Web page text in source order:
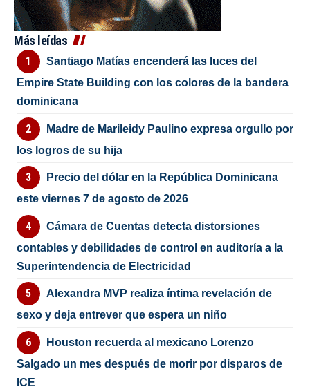
Más leídas
Santiago Matías encenderá las luces del
Empire State Building con los colores de la bandera
dominicana
Madre de Marileidy Paulino expresa orgullo por
los logros de su hija
Precio del dólar en la República Dominicana
este viernes 7 de agosto de 2026
Cámara de Cuentas detecta distorsiones
contables y debilidades de control en auditoría a la
Superintendencia de Electricidad
Alexandra MVP realiza íntima revelación de
sexo y deja entrever que espera un niño
Houston recuerda al mexicano Lorenzo
Salgado un mes después de morir por disparos de
ICE